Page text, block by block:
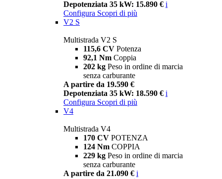
Depotenziata 35 kW: 15.890 € i
Configura Scopri di più
V2 S
Multistrada V2 S
115,6 CV Potenza
92,1 Nm Coppia
202 kg Peso in ordine di marcia
senza carburante
A partire da 19.590 €
Depotenziata 35 kW: 18.590 € i
Configura Scopri di più
V4
Multistrada V4
170 CV POTENZA
124 Nm COPPIA
229 kg Peso in ordine di marcia
senza carburante
A partire da 21.090 € i